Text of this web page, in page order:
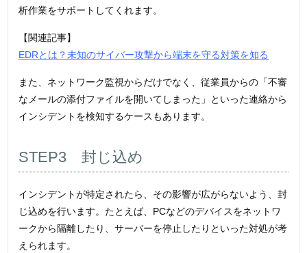
析作業をサポートしてくれます。
【関連記事】
EDRとは？未知のサイバー攻撃から端末を守る対策を知る
また、ネットワーク監視からだけでなく、従業員からの「不審
なメールの添付ファイルを開いてしまった」といった連絡から
インシデントを検知するケースもあります。
STEP3 封じ込め
インシデントが特定されたら、その影響が広がらないよう、封
じ込めを行います。たとえば、PCなどのデバイスをネットワ
ークから隔離したり、サーバーを停止したりといった対処が考
えられます。